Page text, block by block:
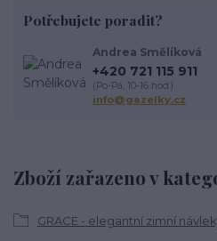
Zboží zařazeno v
GRACE - elegantní zimní
Potřebujete poradit?
Andrea Smělíková
+420 721 115 911
(Po-Pá, 10-16 hod.)
info@gazelky.cz